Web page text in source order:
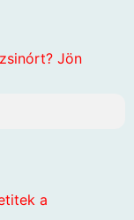
Jön
a